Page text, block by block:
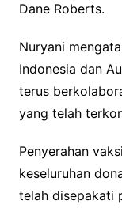
Dane Roberts.
Nuryani
Indonesia dan
terus
yang telah
Penyerahan
keseluruhan
telah disepakati